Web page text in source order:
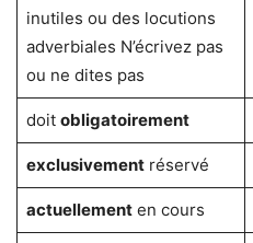
inutiles ou des locutions
adverbiales N’écrivez pas
ou ne dites pas
doit obligatoirement
exclusivementréservé
actuellementen cours